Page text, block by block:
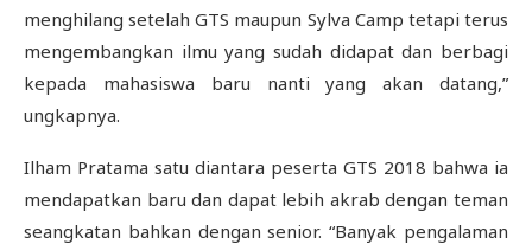
menghilang setelah GTS maupun Sylva Camp tetapi terus
mengembangkan ilmu yang sudah didapat dan berbagi
kepada mahasiswa baru nanti yang akan datang,”
ungkapnya.
Ilham Pratama satu diantara peserta GTS 2018 bahwa ia
mendapatkan baru dan dapat lebih akrab dengan teman
seangkatan bahkan dengan senior. “Banyak pengalaman